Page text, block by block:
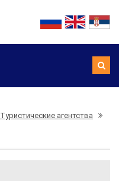
Туристические агентства